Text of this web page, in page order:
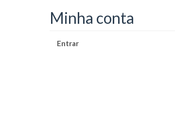
Minha conta
Entrar